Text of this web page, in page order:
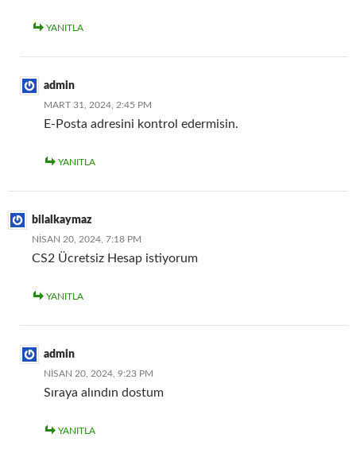
YANITLA
admin
MART 31, 2024, 2:45 PM
E-Posta adresini kontrol edermisin.
YANITLA
bilalkaymaz
NISAN 20, 2024, 7:18 PM
CS2 Ücretsiz Hesap istiyorum
YANITLA
admin
NISAN 20, 2024, 9:23 PM
Sıraya alındın dostum
YANITLA